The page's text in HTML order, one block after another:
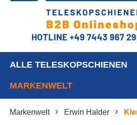
ALLE TELESKOPSCHIENEN
MARKENWELT
Markenwelt Erwin Halder